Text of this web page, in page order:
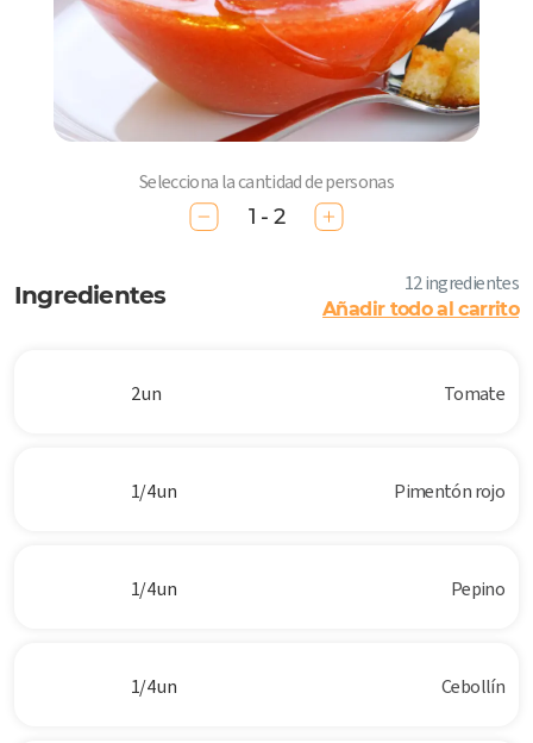
Selecciona la cantidad de personas
1 - 2
Ingredientes 12 ingredientes
Añadir todo al carrito
2 un Tomate
1/4 un Pimentón rojo
1/4 un Pepino
1/4 un Cebollín